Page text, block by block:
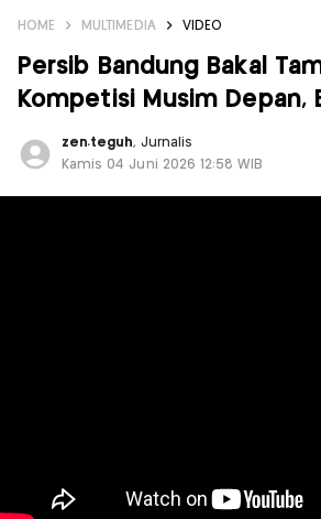
HOME MULTIMEDIA VIDEO
Persib Bandung Bakal
Kompetisi Musim Depan,
zen.teguh, Jurnalis
Kamis 04 Juni 2026 12:58 WIB